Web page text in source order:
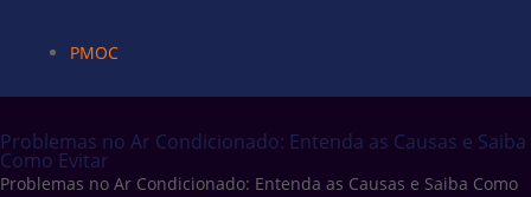
PMOC
Problemas no Ar Condicionado: Entenda as Causas e Saiba
Como Evitar
Problemas no Ar Condicionado: Entenda as Causas e Saiba Como